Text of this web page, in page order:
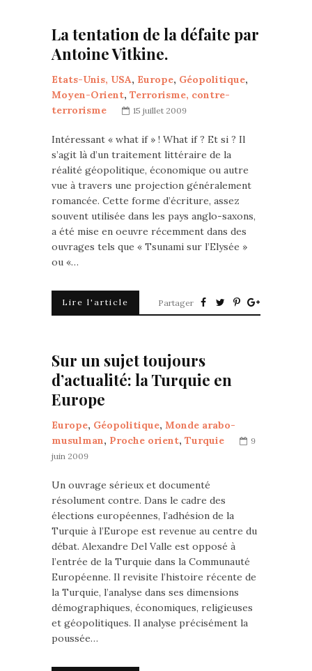
La tentation de la défaite par
Antoine Vitkine.
Etats-Unis, USA, Europe, Géopolitique,
Moyen-Orient, Terrorisme, contre-
terrorisme
15 juillet 2009
Intéressant « what if » ! What if ? Et si ? Il
s’agit là d’un traitement littéraire de la
réalité géopolitique, économique ou autre
vue à travers une projection généralement
romancée. Cette forme d’écriture, assez
souvent utilisée dans les pays anglo-saxons,
a été mise en oeuvre récemment dans des
ouvrages tels que « Tsunami sur l’Elysée »
ou «…
Lire l'article Partager
Sur un sujet toujours
d’actualité: la Turquie en
Europe
Europe, Géopolitique, Monde arabo-
musulman, Proche orient, Turquie
9
juin 2009
Un ouvrage sérieux et documenté
résolument contre. Dans le cadre des
élections européennes, l’adhésion de la
Turquie à l’Europe est revenue au centre du
débat. Alexandre Del Valle est opposé à
l’entrée de la Turquie dans la Communauté
Européenne. Il revisite l’histoire récente de
la Turquie, l’analyse dans ses dimensions
démographiques, économiques, religieuses
et géopolitiques. Il analyse précisément la
poussée…